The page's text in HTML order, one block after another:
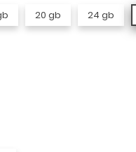
20 gb 24 gb